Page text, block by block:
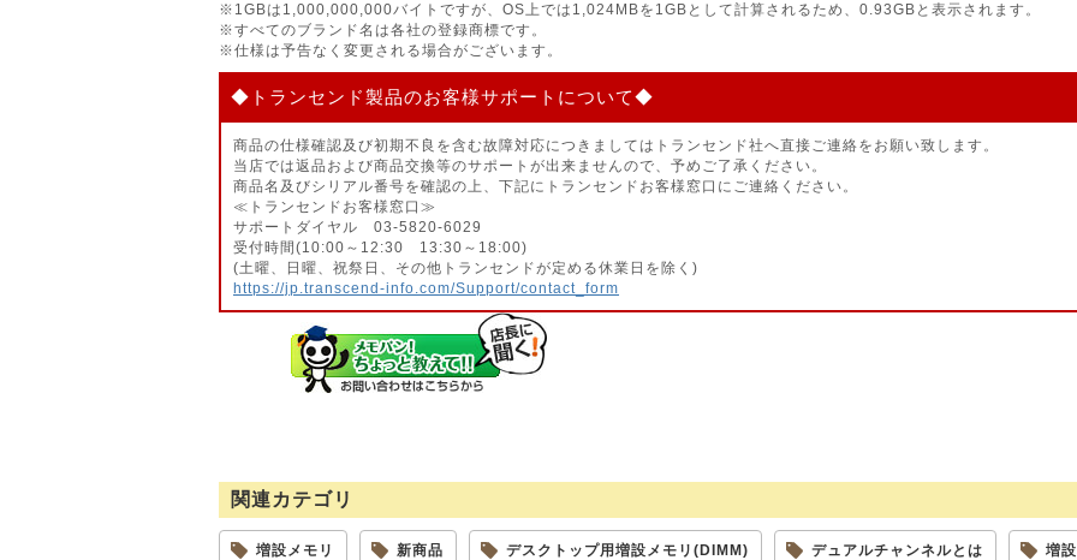
※1GBは1,000,000,000バイトですが、OS上では1,024MBを1GBとして計算されるため、0.93GBと表示されます。
※すべてのブランド名は各社の登録商標です。
※仕様は予告なく変更される場合がございます。
◆トランセンド製品のお客様サポートについて◆
商品の仕様確認及び初期不良を含む故障対応につきましてはトランセンド社へ直接ご連絡をお願い致します。
当店では返品および商品交換等のサポートが出来ませんので、予めご了承ください。
商品名及びシリアル番号を確認の上、下記にトランセンドお客様窓口にご連絡ください。
≪トランセンドお客様窓口≫
サポートダイヤル 03-5820-6029
受付時間(10:00～12:30 13:30～18:00)
(土曜、日曜、祝祭日、その他トランセンドが定める休業日を除く)
https://jp.transcend-info.com/Support/contact_form
関連カテゴリ
増設メモリ 新商品 デスクトップ用増設メモリ(DIMM) デュアルチャンネルとは 増